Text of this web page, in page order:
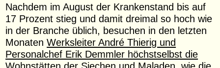
Nachdem im August der Krankenstand bis auf
17 Prozent stieg und damit dreimal so hoch wie
in der Branche üblich, besuchen in den letzten
MonatenWerksleiter André Thierig und
Personalchef Erik Demmler höchstselbst die
Wohnstätten der Siechen und Maladen, wie die